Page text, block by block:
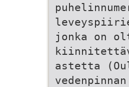
jonka on
astetta